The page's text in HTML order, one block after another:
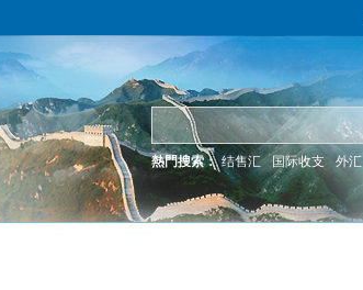
熱門搜索： 结售汇 国际收支 外汇